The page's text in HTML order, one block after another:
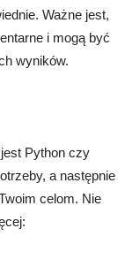
Ważne jest,
i mogą być
wyników.
Python czy
a następnie
celom. Nie